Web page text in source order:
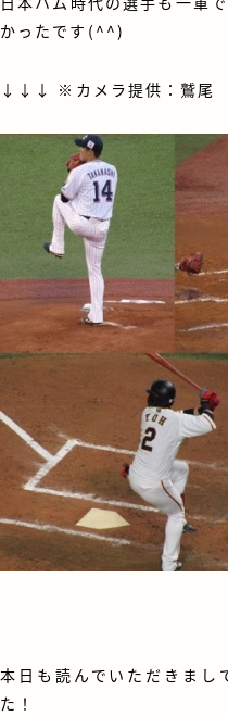
かったです(^^)
↓↓↓ ※カメラ提供：鷲尾
本日も読んでいただきまし
た！